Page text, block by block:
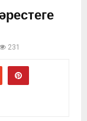
231